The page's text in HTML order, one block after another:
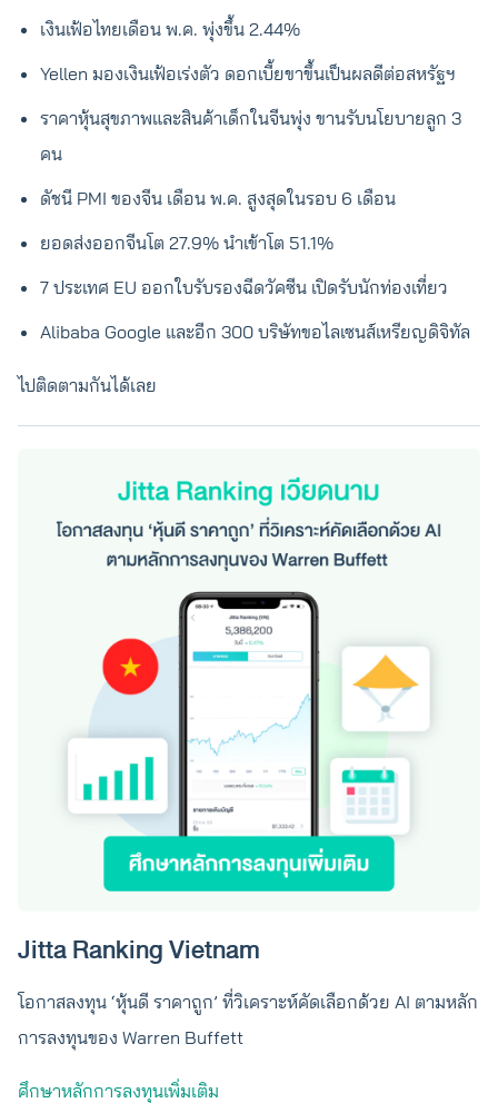
เงินเฟ้อไทยเดือน พ.ค. พุ่งขึ้น 2.44%
Yellen มองเงินเฟ้อเร่งตัว ดอกเบี้ยขาขึ้นเป็นผลดีต่อสหรัฐฯ
ราคาหุ้นสุขภาพและสินค้าเด็กในจีนพุ่ง ขานรับนโยบายลูก 3
คน
ดัชนี PMI ของจีน เดือน พ.ค. สูงสุดในรอบ 6 เดือน
ยอดส่งออกจีนโต 27.9% นำเข้าโต 51.1%
7 ประเทศ EU ออกใบรับรองฉีดวัคซีน เปิดรับนักท่องเที่ยว
Alibaba Google และอีก 300 บริษัทขอไลเซนส์เหรียญดิจิทัล
ไปติดตามกันได้เลย
Jitta Ranking Vietnam
โอกาสลงทุน ‘หุ้นดี ราคาถูก’ ที่วิเคราะห์คัดเลือกด้วย AI ตามหลัก
การลงทุนของ Warren Buffett
ศึกษาหลักการลงทุนเพิ่มเติม